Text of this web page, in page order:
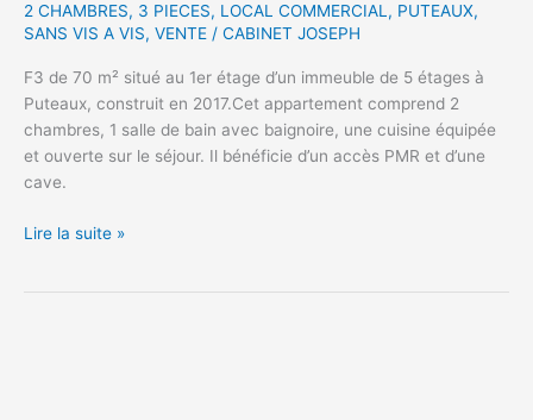
2 CHAMBRES, 3 PIECES, LOCAL COMMERCIAL , PUTEAUX,
SANS VIS A VIS, VENTE / CABINET JOSEPH
F3 de 70 m² situé au 1er étage d’un immeuble de 5 étages à
Puteaux, construit en 2017.Cet appartement comprend 2
chambres, 1 salle de bain avec baignoire, une cuisine équipée
et ouverte sur le séjour. Il bénéficie d’un accès PMR et d’une
cave.
F3
Lire la suite »